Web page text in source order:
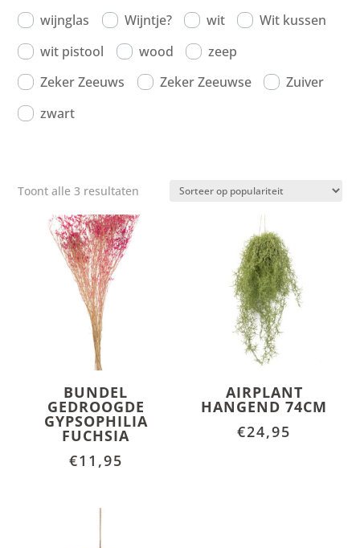
wijnglas
Wijntje? wit
Wit kussen
wit pistool
wood
zeep
Zeker Zeeuws
Zeker Zeeuwse
Zuiver
zwart
Toont alle 3 resultaten Gesorteerd
op
BUNDEL
GEDROOGDE
GYPSOPHILIA
FUCHSIA
€11,95
AIRPLANT
HANGEND 74CM
€24,95